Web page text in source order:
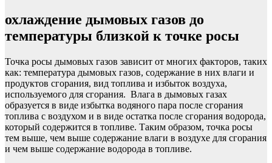
охлаждение дымовых газов до
температуры близкой к точке росы
Точка росы дымовых газов зависит от многих факторов, таких
как: температура дымовых газов, содержание в них влаги и
продуктов сгорания, вид топлива и избыток воздуха,
используемого для сгорания. Влага в дымовых газах
образуется в виде избытка водяного пара после сгорания
топлива с воздухом и в виде остатка после сгорания водорода,
который содержится в топливе. Таким образом, точка росы
тем выше, чем выше содержание влаги в воздухе для сгорания
и чем выше содержание водорода в топливе.